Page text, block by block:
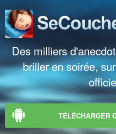
Des milliers
briller en soirée,
TÉLÉCHARGER